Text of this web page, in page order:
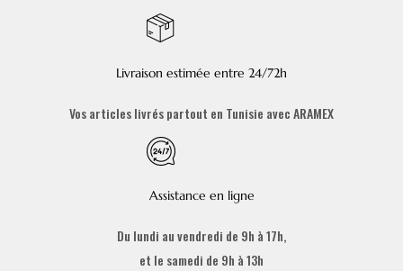
Livraison estimée entre 24/72h
Vos articles livrés partout en Tunisie avec ARAMEX
Assistance en ligne
Du lundi au vendredi de 9h à 17h,
et le samedi de 9h à 13h